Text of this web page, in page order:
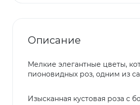
Описание
Мелкие элегантные цветы,
пионовидных роз, одним из
Изысканная кустовая роза с